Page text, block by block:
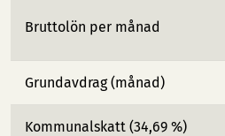
Bruttolön per månad
Grundavdrag (månad)
Kommunalskatt (34,69 %)